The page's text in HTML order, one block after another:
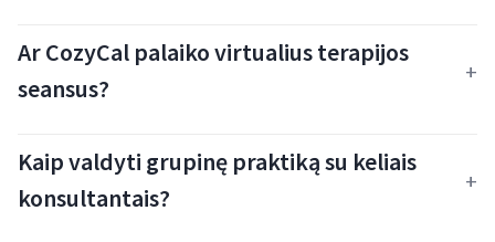
Ar CozyCal palaiko virtualius terapijos
seansus?
Kaip valdyti grupinę praktiką su keliais
konsultantais?